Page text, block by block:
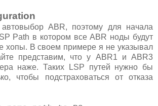
ABR, поэтому для начала
Path в котором все ABR ноды будут
хопы. В своем примере я не указывал
представим, что у ABR1 и ABR3
наже. Таких LSP путей нужно бы
чтобы подстраховаться от отказа